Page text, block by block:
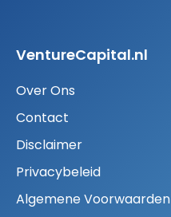
VentureCapital.nl
Over Ons
Contact
Disclaimer
Privacybeleid
Algemene Voorwaarden